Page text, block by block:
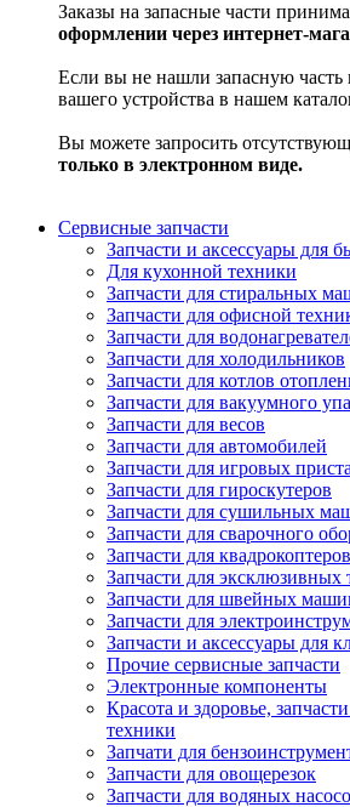
Заказы на запасные части
оформлении через интернет-
Если вы не нашли запасную часть
вашего устройства в нашем
Вы можете запросить
только в электронном виде.
Сервисные запчасти
Запчасти и аксессуары для
Для кухонной техники
Запчасти для стиральных
Запчасти для офисной
Запчасти для
Запчасти для холодильников
Запчасти для котлов
Запчасти для вакуумного
Запчасти для весов
Запчасти для автомобилей
Запчасти для игровых
Запчасти для гироскутеров
Запчасти для сушильных
Запчасти для сварочного
Запчасти для квадрокоптеров
Запчасти для эксклюзивных
Запчасти для швейных
Запчасти для
Запчасти и аксессуары для
Прочие сервисные запчасти
Электронные компоненты
Красота и здоровье,
техники
Запчати для
Запчасти для овощерезок
Запчасти для водяных